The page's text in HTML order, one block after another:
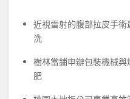
近視雷射的腹部拉皮手
洗
樹林當鋪申辦包裝機械
肥